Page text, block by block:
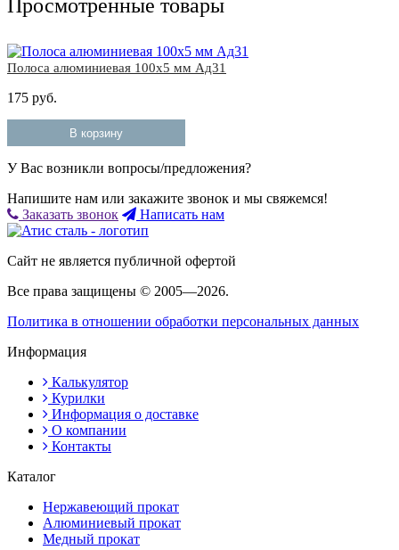
Просмотренные товары
Полоса алюминиевая 100х5 мм Ад31
175 руб.
В корзину
У Вас возникли вопросы/предложения?
Напишите нам или закажите звонок и мы свяжемся!
Заказать звонок
Написать нам
Сайт не является публичной офертой
Все права защищены © 2005—2026.
Политика в отношении обработки персональных данных
Информация
Калькулятор
Курилки
Информация о доставке
О компании
Контакты
Каталог
Нержавеющий прокат
Алюминиевый прокат
Медный прокат